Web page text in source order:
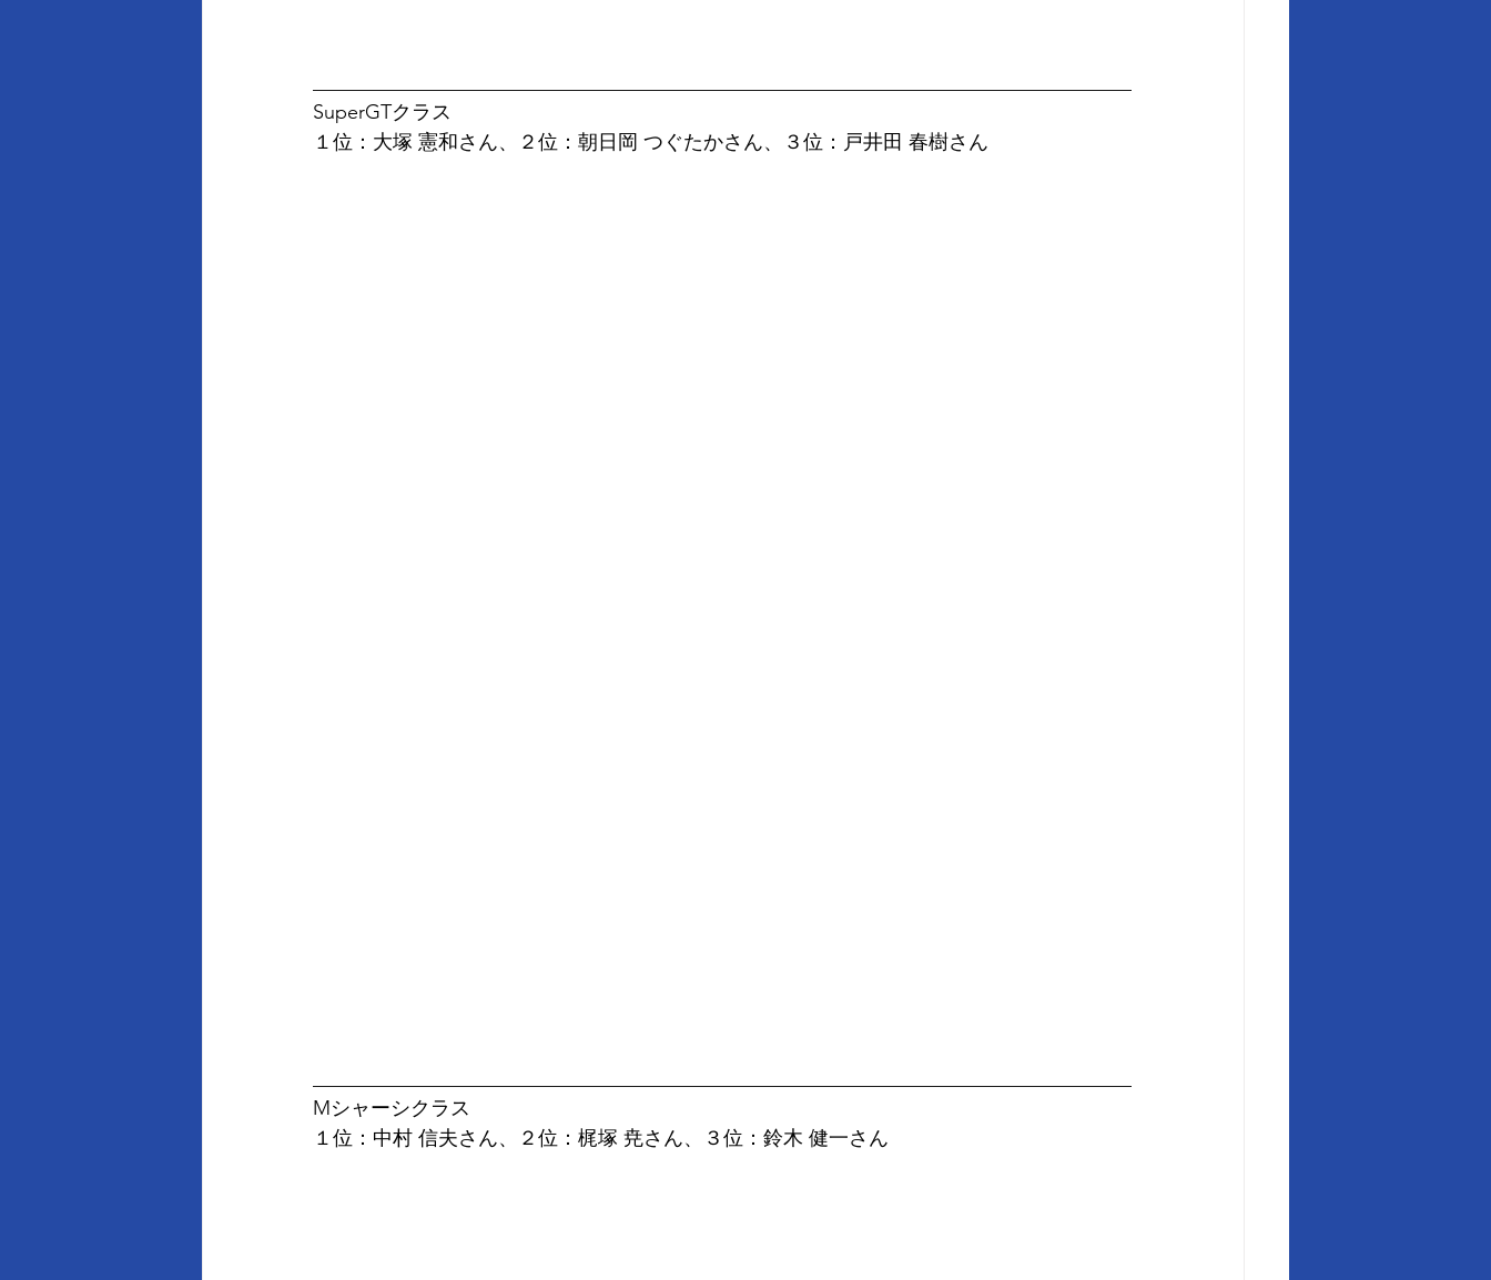
SuperGTクラス
１位：大塚 憲和さん、２位：朝日岡 つぐたかさん、３位：戸井田 春樹さん
Mシャーシクラス
１位：中村 信夫さん、２位：梶塚 尭さん、３位：鈴木 健一さん